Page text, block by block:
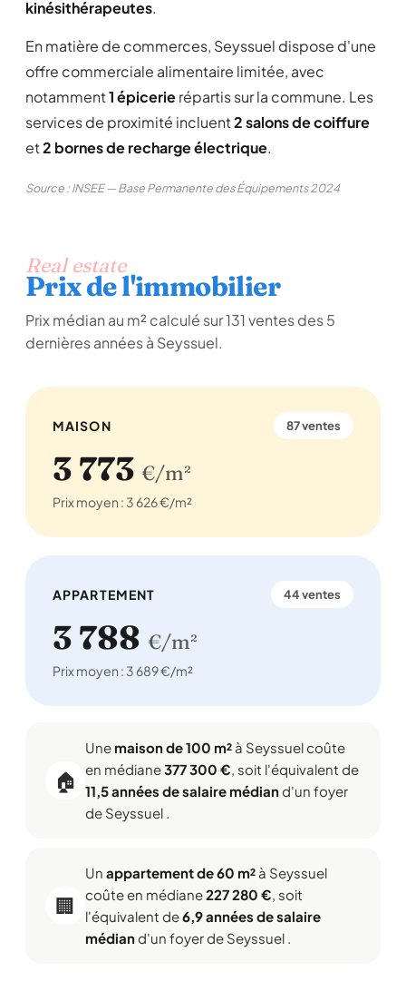
kinésithérapeutes.
En matière de commerces, Seyssuel dispose d'une
offre commerciale alimentaire limitée, avec
notamment1 épicerierépartis sur la commune. Les
services de proximité incluent2 salons de coiffure
et2 bornes de recharge électrique.
Source : INSEE — Base Permanente des Équipements 2024
Real estate
Prix de l'immobilier
Prix médian au m² calculé sur 131 ventes des 5
dernières années à Seyssuel.
MAISON 87 ventes
3 773 €/m²
Prix moyen : 3 626 €/m²
APPARTEMENT 44 ventes
3 788 €/m²
Prix moyen : 3 689 €/m²
🏠
Une maison de 100 m² à Seyssuel coûte
en médiane377 300 €, soit l'équivalent de
11,5 années de salaire médiand'un foyer
de Seyssuel .
🏢
Un appartement de 60 m² à Seyssuel
coûte en médiane227 280 €, soit
l'équivalent de6,9 années de salaire
médiand'un foyer de Seyssuel .